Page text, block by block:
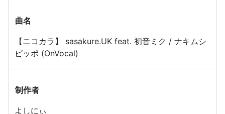
曲名
【ニコカラ】 sasakure.UK feat. 初音ミク / ナキムシ
ピッポ (OnVocal)
制作者
よしにぃ